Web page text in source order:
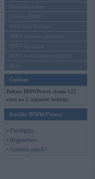
Reklāmas raksti
Mēneša BMW
Sērijveida tūnings
BMW pasaules jaunumi
BMW koncepti
BMW konkurentu jaunumi
Moto
Online
Pašreiz BMWPower skatās 125
viesi un 5 reģistrēti lietotāji.
Ienākt BMWPower
• Pieslēgties
• Reģistrēties
• Aizmirsi paroli?